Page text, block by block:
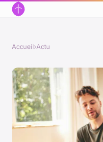
Accueil›Actu